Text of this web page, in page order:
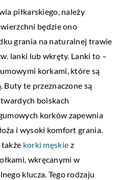
piłkarskiego, należy
będzie ono
grania na naturalnej trawie
lanki lub wkręty. Lanki to –
korkami, które są
Buty te przeznaczone są
boiskach
korków zapewnia
i wysoki komfort grania.
także korki męskie z
wkręcanymi w
klucza. Tego rodzaju